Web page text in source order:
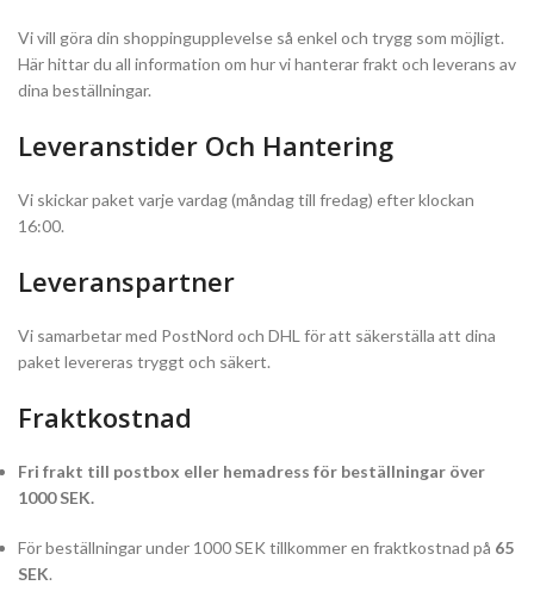
Vi vill göra din shoppingupplevelse så enkel och trygg som möjligt.
Här hittar du all information om hur vi hanterar frakt och leverans av
dina beställningar.
Leveranstider Och Hantering
Vi skickar paket varje vardag (måndag till fredag) efter klockan
16:00.
Leveranspartner
Vi samarbetar med PostNord och DHL för att säkerställa att dina
paket levereras tryggt och säkert.
Fraktkostnad
Fri frakt till postbox eller hemadress för beställningar över
1000 SEK.
För beställningar under 1000 SEK tillkommer en fraktkostnad på 65
SEK.